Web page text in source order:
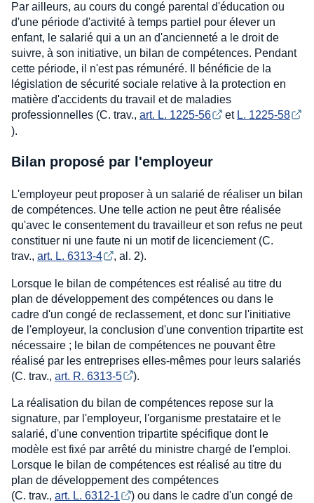
Par ailleurs, au cours du congé parental d'éducation ou
d'une période d'activité à temps partiel pour élever un
enfant, le salarié qui a un an d'ancienneté a le droit de
suivre, à son initiative, un bilan de compétences. Pendant
cette période, il n'est pas rémunéré. Il bénéficie de la
législation de sécurité sociale relative à la protection en
matière d'accidents du travail et de maladies
professionnelles (C. trav., art. L. 1225-56 et L. 1225-58
).
Bilan proposé par l'employeur
L'employeur peut proposer à un salarié de réaliser un bilan
de compétences. Une telle action ne peut être réalisée
qu'avec le consentement du travailleur et son refus ne peut
constituer ni une faute ni un motif de licenciement (C.
trav., art. L. 6313-4 , al. 2).
Lorsque le bilan de compétences est réalisé au titre du
plan de développement des compétences ou dans le
cadre d'un congé de reclassement, et donc sur l'initiative
de l'employeur, la conclusion d'une convention tripartite est
nécessaire ; le bilan de compétences ne pouvant être
réalisé par les entreprises elles-mêmes pour leurs salariés
(C. trav., art. R. 6313-5 ).
La réalisation du bilan de compétences repose sur la
signature, par l'employeur, l'organisme prestataire et le
salarié, d'une convention tripartite spécifique dont le
modèle est fixé par arrêté du ministre chargé de l'emploi.
Lorsque le bilan de compétences est réalisé au titre du
plan de développement des compétences
(C. trav., art. L. 6312-1
) ou dans le cadre d'un congé de